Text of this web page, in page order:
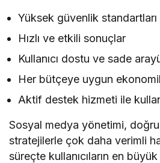
Yüksek güvenlik
Hızlı ve etkili sonuçlar
Kullanıcı dostu ve sade
Her bütçeye uygun
Aktif destek hizmeti ile
Sosyal medya yönetimi,
stratejilerle çok daha verimli
süreçte kullanıcıların en